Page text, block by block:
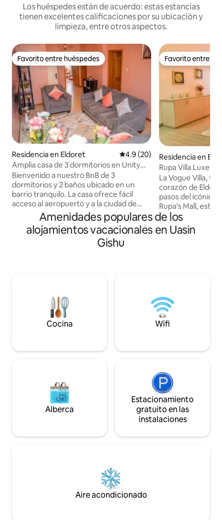
Los huéspedes están de acuerdo: estas estancias
tienen excelentes calificaciones por su ubicación y
limpieza, entre otros aspectos.
Favorito entre huéspedes
Favorito entre huéspedes
Residencia en Eldoret Calificación promedio: 4.9 de
4.9 (20)
Amplia casa de 3 dormitorios en Unity
Gardens, Eldoret
Bienvenido a nuestro BnB de 3
dormitorios y 2 baños ubicado en un
barrio tranquilo. La casa ofrece fácil
acceso al aeropuerto y a la ciudad de
Eldoret, y tiene un amplio aparcamiento.
Disfruta de llegada autónoma, wifi
rápido y un televisor inteligente en la
amplia sala de estar. El dormitorio
para ayudarte. Disfruta de comodidad,
seguridad y conveniencia durante tu
Favorito entre
Favorito entre
Residencia en
Rupa Villa Luxe
La Vogue Villa, tu
corazón de
pasos del icónico
Rupa's Mall, esta
dormitorios
perfecta de
comodidad y
salón de felpa y
ciudad, todo en
sereno.
Amenidades populares de los
alojamientos vacacionales en Uasin
Gishu
Cocina Wifi
Alberca
Estacionamiento
gratuito en las
instalaciones
Aire acondicionado